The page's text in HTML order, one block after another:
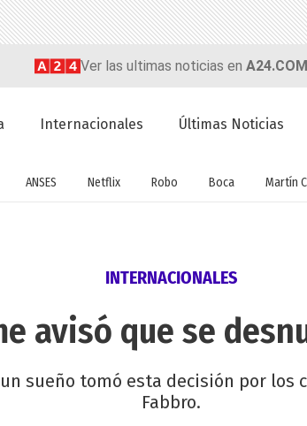
Ver las ultimas noticias en A24.COM
Internacionales Últimas Noticias
ANSES Netflix Robo Boca Martín
INTERNACIONALES
avisó que se
sueño tomó esta decisión por los
Fabbro.